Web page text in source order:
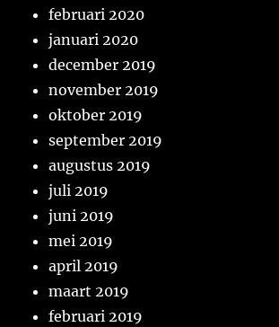
februari 2020
januari 2020
december 2019
november 2019
oktober 2019
september 2019
augustus 2019
juli 2019
juni 2019
mei 2019
april 2019
maart 2019
februari 2019